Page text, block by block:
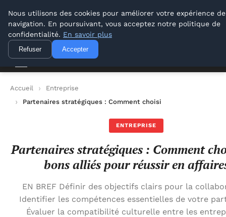
Lyon Photos
Lyon Photos
Accueil
Entreprise
Partenaires stratégiques : Comment choisir les bons alliés
ENTREPRISE
Partenaires stratégiques : Comment
bons alliés pour réussir en
EN BREF Définir des objectifs clairs pour la
Identifier les compétences essentielles de votre
Évaluer la compatibilité culturelle entre les
Nous utilisons des cookies pour améliorer votre expérience de
navigation. En poursuivant, vous acceptez notre politique de
confidentialité. En savoir plus
Refuser Accepter